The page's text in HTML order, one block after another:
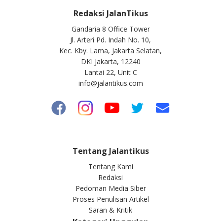
Redaksi JalanTikus
Gandaria 8 Office Tower
Jl. Arteri Pd. Indah No. 10,
Kec. Kby. Lama, Jakarta Selatan,
DKI Jakarta, 12240
Lantai 22, Unit C
info@jalantikus.com
Tentang Jalantikus
Tentang Kami
Redaksi
Pedoman Media Siber
Proses Penulisan Artikel
Saran & Kritik